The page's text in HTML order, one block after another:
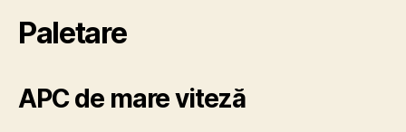
Paletare
APC de mare viteză